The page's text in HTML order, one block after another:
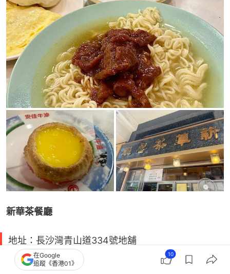
新華茶餐廳
地址：長沙灣青山道334號地舖
電話：2387 3698
在Google
追蹤《香港01》
10